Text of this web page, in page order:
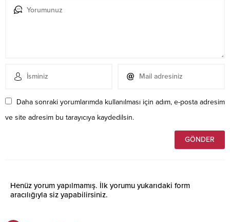
Daha sonraki yorumlarımda kullanılması için adım, e-posta adresim
ve site adresim bu tarayıcıya kaydedilsin.
Henüz yorum yapılmamış. İlk yorumu yukarıdaki form
aracılığıyla siz yapabilirsiniz.